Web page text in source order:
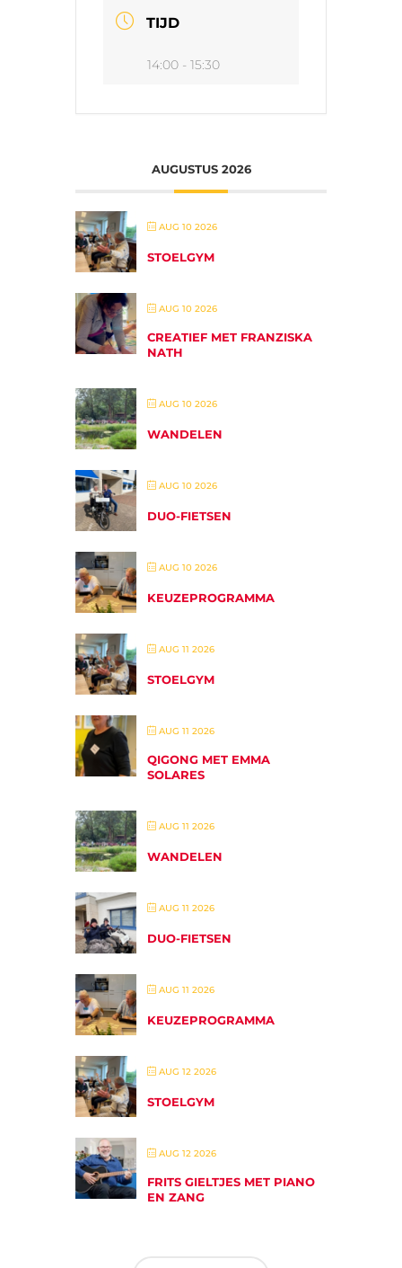
TIJD
14:00 - 15:30
AUGUSTUS 2026
AUG 10 2026
STOELGYM
AUG 10 2026
CREATIEF MET FRANZISKA
NATH
AUG 10 2026
WANDELEN
AUG 10 2026
DUO-FIETSEN
AUG 10 2026
KEUZEPROGRAMMA
AUG 11 2026
STOELGYM
AUG 11 2026
QIGONG MET EMMA
SOLARES
AUG 11 2026
WANDELEN
AUG 11 2026
DUO-FIETSEN
AUG 11 2026
KEUZEPROGRAMMA
AUG 12 2026
STOELGYM
AUG 12 2026
FRITS GIELTJES MET PIANO
EN ZANG